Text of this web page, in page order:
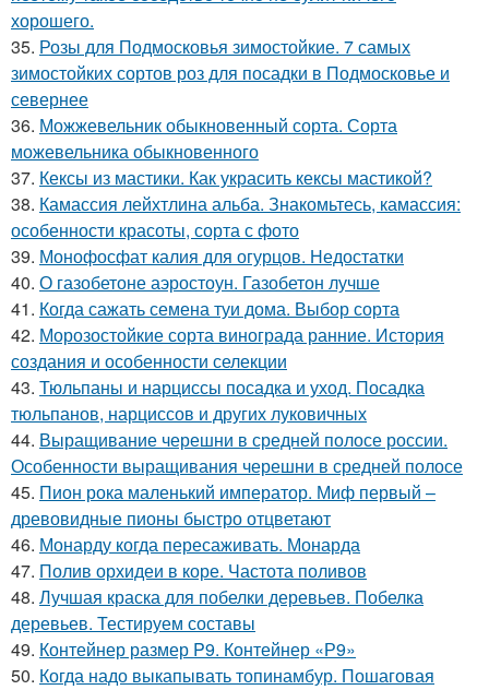
хорошего.
35. Розы для Подмосковья зимостойкие. 7 самых
зимостойких сортов роз для посадки в Подмосковье и
севернее
36. Можжевельник обыкновенный сорта. Сорта
можевельника обыкновенного
37. Кексы из мастики. Как украсить кексы мастикой?
38. Камассия лейхтлина альба. Знакомьтесь, камассия:
особенности красоты, сорта с фото
39. Монофосфат калия для огурцов. Недостатки
40. О газобетоне аэростоун. Газобетон лучше
41. Когда сажать семена туи дома. Выбор сорта
42. Морозостойкие сорта винограда ранние. История
создания и особенности селекции
43. Тюльпаны и нарциссы посадка и уход. Посадка
тюльпанов, нарциссов и других луковичных
44. Выращивание черешни в средней полосе россии.
Особенности выращивания черешни в средней полосе
45. Пион рока маленький император. Миф первый –
древовидные пионы быстро отцветают
46. Монарду когда пересаживать. Монарда
47. Полив орхидеи в коре. Частота поливов
48. Лучшая краска для побелки деревьев. Побелка
деревьев. Тестируем составы
49. Контейнер размер P9. Контейнер «Р9»
50. Когда надо выкапывать топинамбур. Пошаговая